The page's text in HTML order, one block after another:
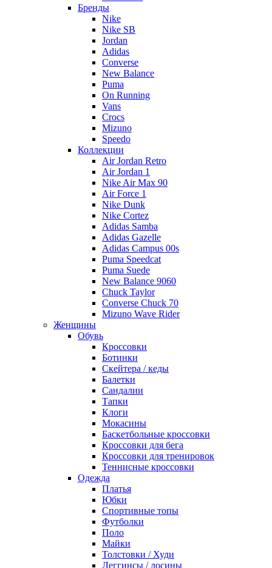
Бренды
Nike
Nike SB
Jordan
Adidas
Converse
New Balance
Puma
On Running
Vans
Crocs
Mizuno
Speedo
Коллекции
Air Jordan Retro
Air Jordan 1
Nike Air Max 90
Air Force 1
Nike Dunk
Nike Cortez
Adidas Samba
Adidas Gazelle
Adidas Campus 00s
Puma Speedcat
Puma Suede
New Balance 9060
Chuck Taylor
Converse Chuck 70
Mizuno Wave Rider
Женщины
Обувь
Кроссовки
Ботинки
Скейтера / кеды
Балетки
Сандалии
Тапки
Клоги
Мокасины
Баскетбольные кроссовки
Кроссовки для бега
Кроссовки для тренировок
Теннисные кроссовки
Одежда
Платья
Юбки
Спортивные топы
Футболки
Поло
Майки
Толстовки / Худи
Леггинсы / лосины